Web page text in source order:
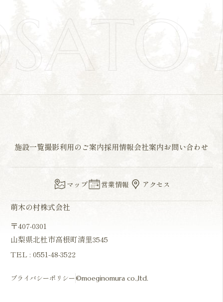
施設一覧撮影利用のご案内採用情報会社案内お問い合わせ
マップ 営業情報 アクセス
萌木の村株式会社
〒407-0301
山梨県北杜市高根町清里3545
TEL : 0551-48-3522
プライバシーポリシー©moeginomura co.,ltd.